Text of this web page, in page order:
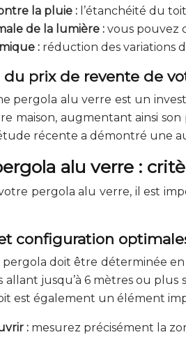
la pluie : l’étanchéité du
de la lumière : vous pouvez
: réduction des variations
prix de revente de
pergola alu verre est un
maison, augmentant ainsi
récente a démontré une
alu verre :
pergola alu verre, il est
configuration
doit être déterminée
allant jusqu’à 6 mètres ou
est également un élément
: mesurez précisément la